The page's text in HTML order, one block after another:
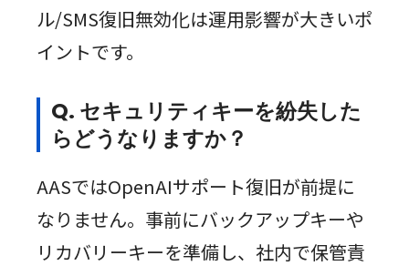
ル/SMS復旧無効化は運用影響が大きいポ
イントです。
Q. セキュリティキーを紛失した
らどうなりますか？
AASではOpenAIサポート復旧が前提に
なりません。事前にバックアップキーや
リカバリーキーを準備し、社内で保管責